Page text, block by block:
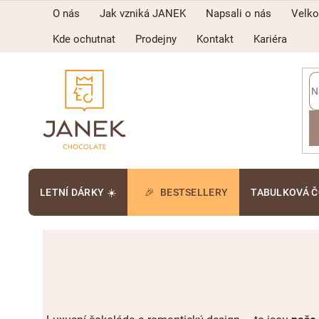
O nás Jak vzniká JANEK Napsali o nás
Kde ochutnat
Prodejny Kontakt Kariéra
LETNÍ DÁRKY ☀️ BESTSELLERY TABULKOVÁ